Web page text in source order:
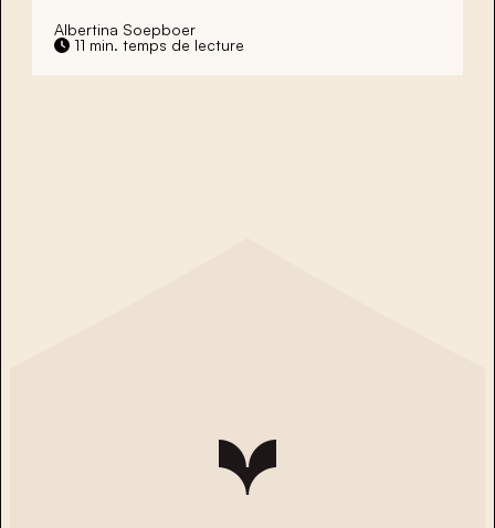
Albertina Soepboer
11 min. temps de lecture